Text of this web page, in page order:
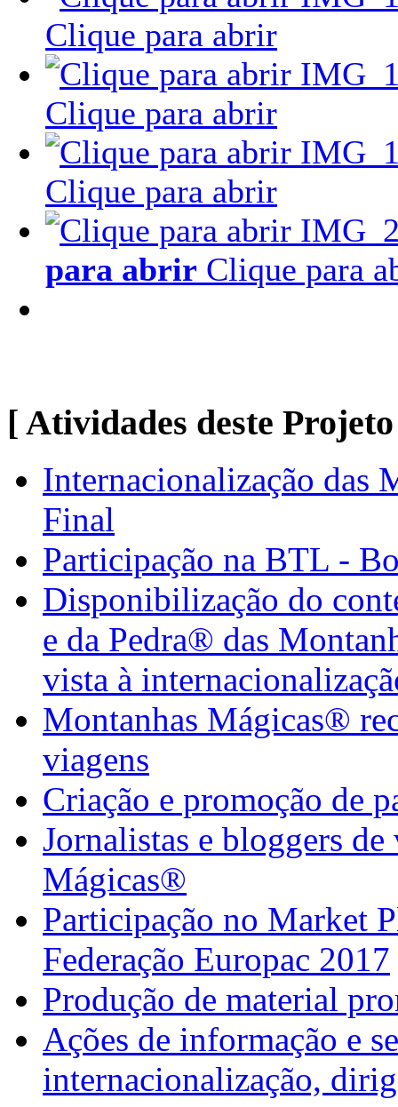
Clique para abrir
Clique para abrir
Clique para abrir
para abrir Clique para
[ Atividades deste
Internacionalização das
Final
Participação na BTL -
Disponibilização do
e da Pedra® das
vista à
Montanhas Mágicas®
viagens
Criação e promoção de
Jornalistas e bloggers
Mágicas®
Participação no Market
Federação Europac 2017
Produção de material
Ações de informação e
internacionalização,